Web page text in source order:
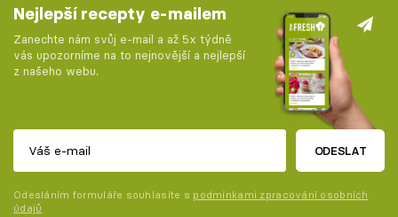
Nejlepší recepty e-mailem
Zanechte nám svůj e-mail a až 5x týdně
vás upozorníme na to nejnovější a nejlepší
z našeho webu.
ODESLAT
Odesláním formuláře souhlasíte s podmínkami zpracování osobních
údajů